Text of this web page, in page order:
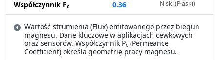
Współczynnik Pc 0.36 Niski (Płaski)
Wartość strumienia (Flux) emitowanego przez biegun
magnesu. Dane kluczowe w aplikacjach cewkowych
oraz sensorów. Współczynnik Pc (Permeance
Coefficient) określa geometrię pracy magnesu.